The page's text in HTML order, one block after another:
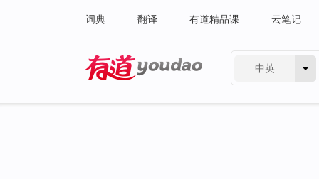
词典 翻译 有道精品课 云笔记
中英